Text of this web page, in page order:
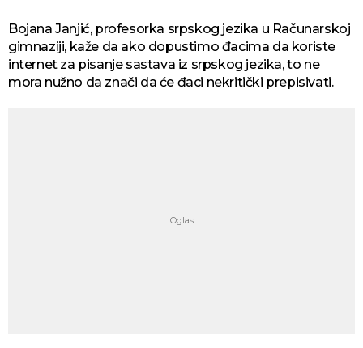
Bojana Janjić, profesorka srpskog jezika u Računarskoj
gimnaziji, kaže da ako dopustimo đacima da koriste
internet za pisanje sastava iz srpskog jezika, to ne
mora nužno da znači da će đaci nekritički prepisivati.